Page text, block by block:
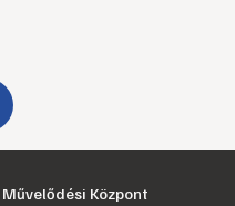
Központ